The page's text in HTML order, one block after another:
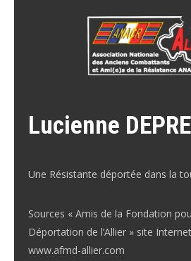
Lucienne
Une Résistante déportée dans la
Sources « Amis de la Fondation
Déportation de l’Allier » site
www.afmd-allier.com